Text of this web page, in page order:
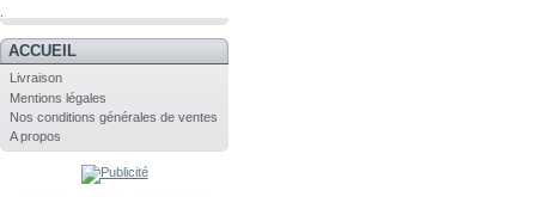
ACCUEIL
Livraison
Mentions légales
Nos conditions générales de ventes
A propos